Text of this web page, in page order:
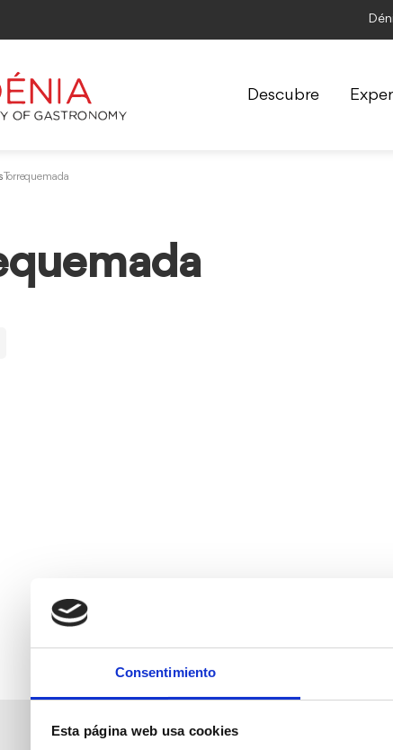
Consentimiento
Esta página web usa cookies
Descubre
Torrequemada